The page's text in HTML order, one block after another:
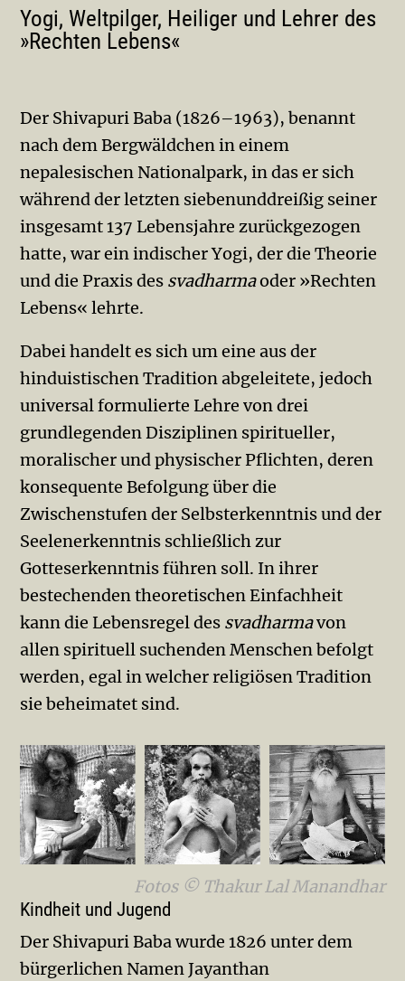
Yogi, Weltpilger, Heiliger und Lehrer des
»Rechten Lebens«
Der Shivapuri Baba (1826–1963), benannt
nach dem Bergwäldchen in einem
nepalesischen Nationalpark, in das er sich
während der letzten siebenunddreißig seiner
insgesamt 137 Lebensjahre zurückgezogen
hatte, war ein indischer Yogi, der die Theorie
und die Praxis des svadharmaoder »Rechten
Lebens« lehrte.
Dabei handelt es sich um eine aus der
hinduistischen Tradition abgeleitete, jedoch
universal formulierte Lehre von drei
grundlegenden Disziplinen spiritueller,
moralischer und physischer Pflichten, deren
konsequente Befolgung über die
Zwischenstufen der Selbsterkenntnis und der
Seelenerkenntnis schließlich zur
Gotteserkenntnis führen soll. In ihrer
bestechenden theoretischen Einfachheit
kann die Lebensregel des svadharmavon
allen spirituell suchenden Menschen befolgt
werden, egal in welcher religiösen Tradition
sie beheimatet sind.
Fotos © Thakur Lal Manandhar
Kindheit und Jugend
Der Shivapuri Baba wurde 1826 unter dem
bürgerlichen Namen Jayanthan